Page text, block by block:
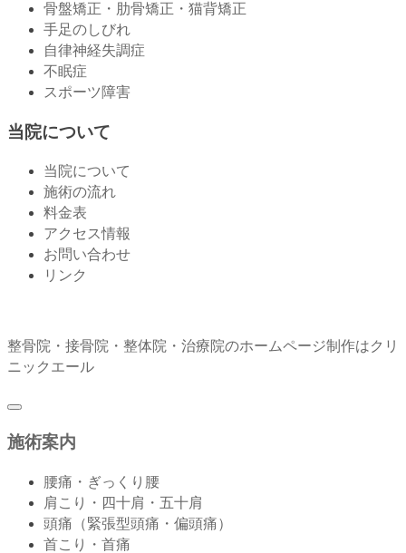
骨盤矯正・肋骨矯正・猫背矯正
手足のしびれ
自律神経失調症
不眠症
スポーツ障害
当院について
当院について
施術の流れ
料金表
アクセス情報
お問い合わせ
リンク
整骨院・接骨院・整体院・治療院のホームページ制作はクリ
ニックエール
施術案内
腰痛・ぎっくり腰
肩こり・四十肩・五十肩
頭痛（緊張型頭痛・偏頭痛）
首こり・首痛